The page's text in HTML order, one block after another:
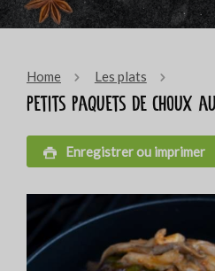
Home Les plats
Petits paquets de choux
Enregistrer ou imprimer